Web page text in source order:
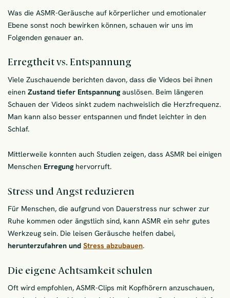
Was die ASMR-Geräusche auf körperlicher und emotionaler
Ebene sonst noch bewirken können, schauen wir uns im
Folgenden genauer an.
Erregtheit vs. Entspannung
Viele Zuschauende berichten davon, dass die Videos bei ihnen
einen Zustand tiefer Entspannungauslösen. Beim längeren
Schauen der Videos sinkt zudem nachweislich die Herzfrequenz.
Man kann also besser entspannen und findet leichter in den
Schlaf.
Mittlerweile konnten auch Studien zeigen, dass ASMR bei einigen
Menschen Erregunghervorruft.
Stress und Angst reduzieren
Für Menschen, die aufgrund von Dauerstress nur schwer zur
Ruhe kommen oder ängstlich sind, kann ASMR ein sehr gutes
Werkzeug sein. Die leisen Geräusche helfen dabei,
herunterzufahren und Stress abzubauen.
Die eigene Achtsamkeit schulen
Oft wird empfohlen, ASMR-Clips mit Kopfhörern anzuschauen,